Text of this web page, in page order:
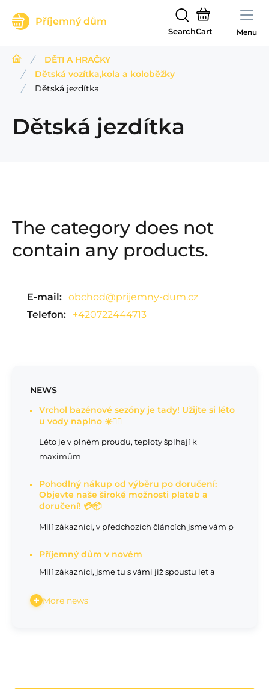
Příjemný dům
Search Menu
DĚTI A HRAČKY
Dětská vozítka,kola a koloběžky
Dětská jezdítka
Dětská jezdítka
The category does not
contain any products.
E-mail: obchod@prijemny-dum.cz
Telefon:
+420722444713
NEWS
Vrchol bazénové sezóny je tady! Užijte si léto
u vody naplno ☀️🏊‍♂️
Léto je v plném proudu, teploty šplhají k
maximům
Pohodlný nákup od výběru po doručení:
Objevte naše široké možnosti plateb a
doručení! 💳📦
Milí zákazníci, v předchozích článcích jsme vám p
Příjemný dům v novém
Milí zákazníci, jsme tu s vámi již spoustu let a
More news